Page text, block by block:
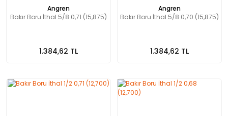
Angren
Bakır Boru İthal 5/8 0,71 (15,875)
1.384,62 TL
Angren
Bakır Boru İthal 5/8 0,70 (15,875)
1.384,62 TL